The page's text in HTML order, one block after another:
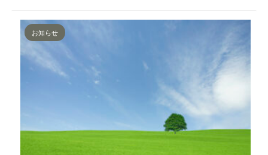
お知らせ